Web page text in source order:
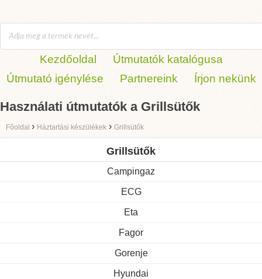
Kezdőoldal
Útmutatók katalógusa
Útmutató igénylése
Partnereink Írjon nekünk
Használati útmutatók a Grillsütők
Főoldal › Háztartási készülékek › Grillsütők
Grillsütők
Campingaz
ECG
Eta
Fagor
Gorenje
Hyundai